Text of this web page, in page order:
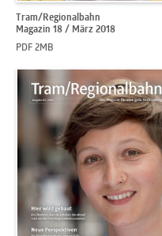
Tram/Regionalbahn
Magazin 18 / März 2018
PDF 2MB